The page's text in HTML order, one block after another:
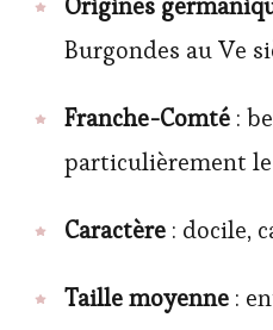
Origines
Burgondes au Ve
Franche-Comté :
particulièrement le
Caractère : docile,
Taille moyenne :